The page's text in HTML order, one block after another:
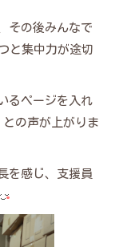
その後みんなで
と集中力が途切
るページを入れ
の声が上がりま
を感じ、支援員